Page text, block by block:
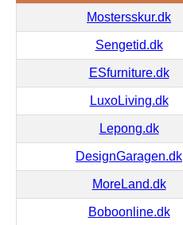
Mostersskur.dk
Sengetid.dk
ESfurniture.dk
LuxoLiving.dk
Lepong.dk
DesignGaragen.dk
MoreLand.dk
Boboonline.dk